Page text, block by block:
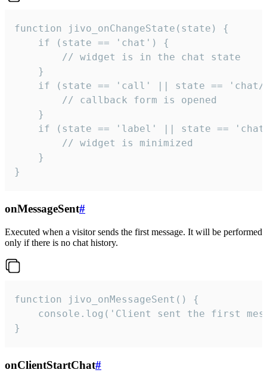
function jivo_onChangeState(state) {
    if (state == 'chat') {
        // widget is in the chat state
    }
if (state == 'call' || state ==
        // callback form is opened
    }
if (state == 'label' || state ==
        // widget is minimized
    }
}
onMessageSent#
Executed when a visitor sends the first message. It will be performed
only if there is no chat history.
function jivo_onMessageSent() {
console.log('Client sent the first
}
onClientStartChat#